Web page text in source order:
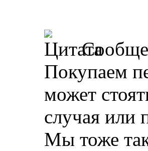
Покупаем
может
случая или
Мы тоже